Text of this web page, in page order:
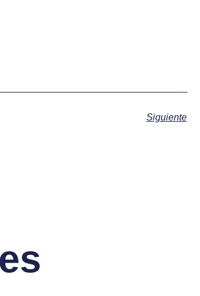
Siguiente